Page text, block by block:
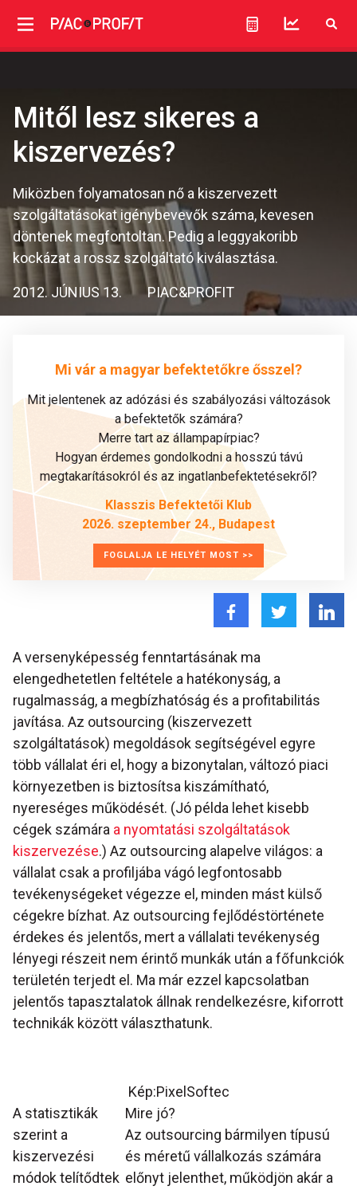
Mitől lesz sikeres a
kiszervezés?
Miközben folyamatosan nő a kiszervezett
szolgáltatásokat igénybevevők száma, kevesen
döntenek megfontoltan. Pedig a leggyakoribb
kockázat a rossz szolgáltató kiválasztása.
2012. JÚNIUS 13. PIAC&PROFIT
Mi vár a magyar befektetőkre ősszel?
Mit jelentenek az adózási és szabályozási változások
a befektetők számára?
Merre tart az állampapírpiac?
Hogyan érdemes gondolkodni a hosszú távú
megtakarításokról és az ingatlanbefektetésekről?
Klasszis Befektetői Klub
2026. szeptember 24., Budapest
FOGLALJA LE HELYÉT MOST >>
A versenyképesség fenntartásának ma
elengedhetetlen feltétele a hatékonyság, a
rugalmasság, a megbízhatóság és a profitabilitás
javítása. Az outsourcing (kiszervezett
szolgáltatások) megoldások segítségével egyre
több vállalat éri el, hogy a bizonytalan, változó piaci
környezetben is biztosítsa kiszámítható,
nyereséges működését. (Jó példa lehet kisebb
cégek számára a nyomtatási szolgáltatások
kiszervezése.) Az outsourcing alapelve világos: a
vállalat csak a profiljába vágó legfontosabb
tevékenységeket végezze el, minden mást külső
cégekre bízhat. Az outsourcing fejlődéstörténete
érdekes és jelentős, mert a vállalati tevékenység
lényegi részeit nem érintő munkák után a főfunkciók
területén terjedt el. Ma már ezzel kapcsolatban
jelentős tapasztalatok állnak rendelkezésre, kiforrott
technikák között választhatunk.
Kép:PixelSoftec
Mire jó?
Az outsourcing bármilyen típusú
és méretű vállalkozás számára
előnyt jelenthet, működjön akár a
A statisztikák
szerint a
kiszervezési
módok telítődtek